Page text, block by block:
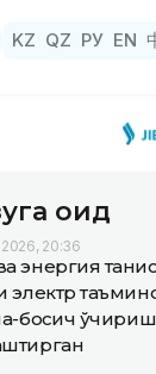
KZ QZ РУ EN
оид
20:36
энергия
электр
босқич